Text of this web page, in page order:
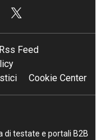
Rss Feed
Cookie Center
di testate e portali B2B